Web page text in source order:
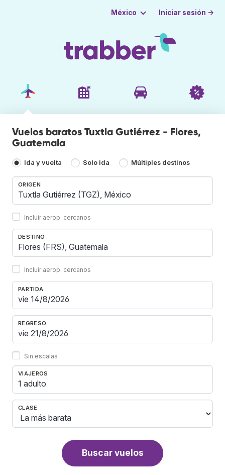
México Iniciar sesión →
Vuelos baratos Tuxtla Gutiérrez - Flores,
Guatemala
Ida y vuelta Solo ida Múltiples destinos
ORIGEN
Incluir aerop. cercanos
DESTINO
Incluir aerop. cercanos
PARTIDA
REGRESO
Sin escalas
VIAJEROS
1 adulto
CLASE
Buscar vuelos